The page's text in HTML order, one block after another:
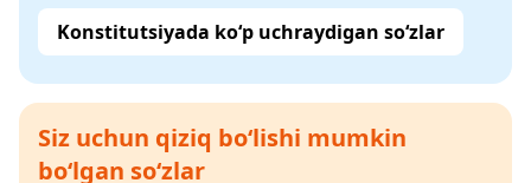
Konstitutsiyada ko‘p uchraydigan so‘zlar
Siz uchun qiziq bo‘lishi mumkin
bo‘lgan so‘zlar